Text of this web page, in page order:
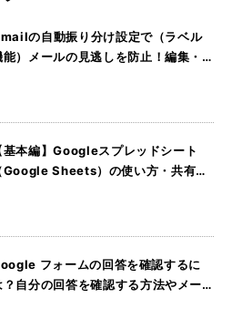
の自動振り分け設定で（ラベル
能）メールの見逃しを防止！編集・
基本編】Googleスプレッドシート
Google Sheets）の使い方・共有方
フォームの回答を確認するに
？自分の回答を確認する方法やメー